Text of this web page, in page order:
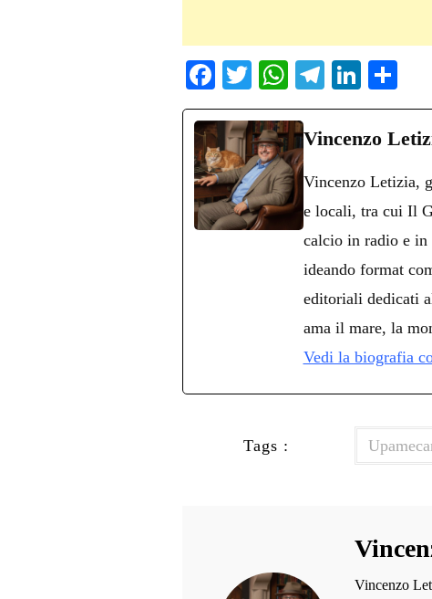
Fa
ce
bo
ok
T
wi
tte
r
W
ha
ts
A
pp
Te
le
gr
m
Li
nk
ed
on
di
di
Vincenzo
Vincenzo Letizia,
e locali, tra cui Il
calcio in radio e in
ideando format
editoriali dedicati
ama il mare, la
Vedi la biografia
Tags :
Vincenzo